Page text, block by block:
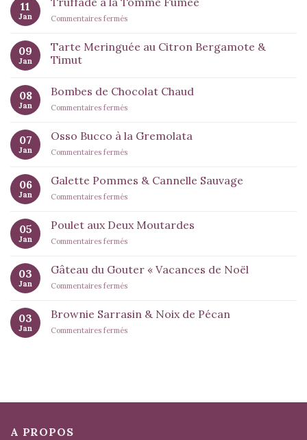
Chocolat
Tonka
11
Jan Commentaires ferméssur
la
09
Jan
Tarte Meringuée au Citron Bergamote &
Timut
08
Jan
Bombes de Chocolat Chaud
Commentaires ferméssur
Chocolat
Chaud
07
Jan
Osso Bucco à la Gremolata
Commentaires ferméssur
Bucco
à
la
06
Jan
Galette Pommes & Cannelle Sauvage
Commentaires ferméssur
Pommes
&
Cannelle
05
Jan
Poulet aux Deux Moutardes
Commentaires ferméssur
Deux
Moutardes
03
Jan
Gâteau du Gouter « Vacances de Noël
Commentaires ferméssur
du
Gouter
« Vacances
03
Jan
Brownie Sarrasin & Noix de Pécan
Commentaires ferméssur
A PROPOS